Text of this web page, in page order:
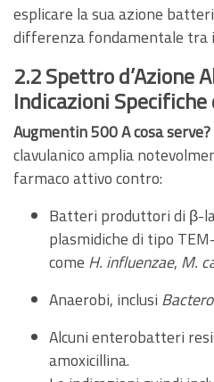
esplicare la sua azione
differenza fondamentale tra
2.2 Spettro d’Azione
Indicazioni
Augmentin 500 A cosa serve?
clavulanico amplia
farmaco attivo contro:
Batteri produttori di β-
plasmidiche di tipo
come H. influenzae, M.
Anaerobi, inclusi
Alcuni enterobatteri
amoxicillina.